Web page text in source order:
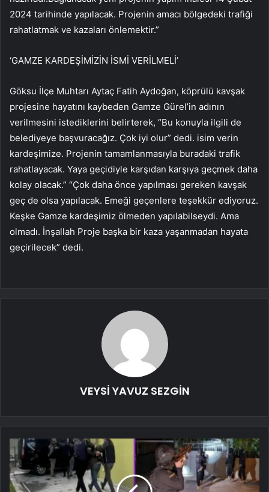
2024 tarihinde yapılacak. Projenin amacı bölgedeki trafiği
rahatlatmak ve kazaları önlemektir.”
‘GAMZE KARDEŞİMİZİN İSMİ VERİLMELİ’
Göksu İlçe Muhtarı Aytaç Fatih Aydoğan, köprülü kavşak
projesine hayatını kaybeden Gamze Gürel’in adının
verilmesini istediklerini belirterek, “Bu konuyla ilgili de
belediyeye başvuracağız. Çok iyi olur” dedi. isim verin
kardeşimize. Projenin tamamlanmasıyla buradaki trafik
rahatlayacak. Yaya geçidiyle karşıdan karşıya geçmek daha
kolay olacak.” “Çok daha önce yapılması gereken kavşak
geç de olsa yapılacak. Emeği geçenlere teşekkür ediyoruz.
Keşke Gamze kardeşimiz ölmeden yapılabilseydi. Ama
olmadı. İnşallah Proje başka bir kaza yaşanmadan hayata
geçirilecek” dedi.
VEYSİ YAVUZ SEZGİN